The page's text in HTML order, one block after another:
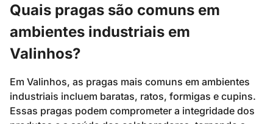
Quais pragas são comuns em
ambientes industriais em
Valinhos?
Em Valinhos, as pragas mais comuns em ambientes
industriais incluem baratas, ratos, formigas e cupins.
Essas pragas podem comprometer a integridade dos